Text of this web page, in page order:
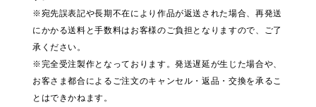
※宛先誤表記や長期不在により作品が返送された場合、再発送
にかかる送料と手数料はお客様のご負担となりますので、ご了
承ください。
※完全受注製作となっております。発送遅延が生じた場合や、
お客さま都合によるご注文のキャンセル・返品・交換を承るこ
とはできかねます。